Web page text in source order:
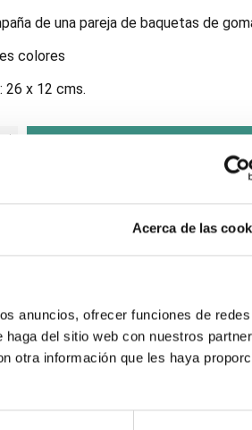
Acerca de las
anuncios, ofrecer funciones de
del sitio web con nuestros
otra información que les haya
de una pareja de baquetas de
colores
26 x 12 cms.
¿Tienes
gratis +60€ Pago
DESCUBRE